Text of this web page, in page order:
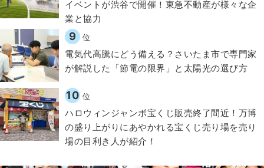
イベントが渋谷で開催！東急不動産が様々な企
業と協力
9 位
電気代高騰にどう備える？さいたま市で専門家
が解説した「節電の限界」と太陽光の選び方
10 位
ハロウィンジャンボ宝くじ販売終了間近！万博
の盛り上がりにあやかれる宝くじ売り場を売り
場の目利き人が紹介！